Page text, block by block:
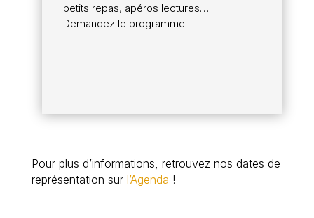
petits repas, apéros lectures…
Demandez le programme !
Pour plus d’informations, retrouvez nos dates de
représentation sur l’Agenda !